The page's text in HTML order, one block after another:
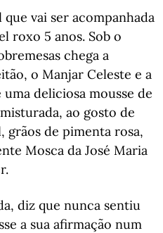
que vai ser acompanhada
roxo 5 anos. Sob o
chega a
o Manjar Celeste e a
deliciosa mousse de
ao gosto de
grãos de pimenta rosa,
Mosca da José Maria
diz que nunca sentiu
a sua afirmação num